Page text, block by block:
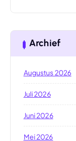
Archief
Augustus 2026
Juli 2026
Juni 2026
Mei 2026